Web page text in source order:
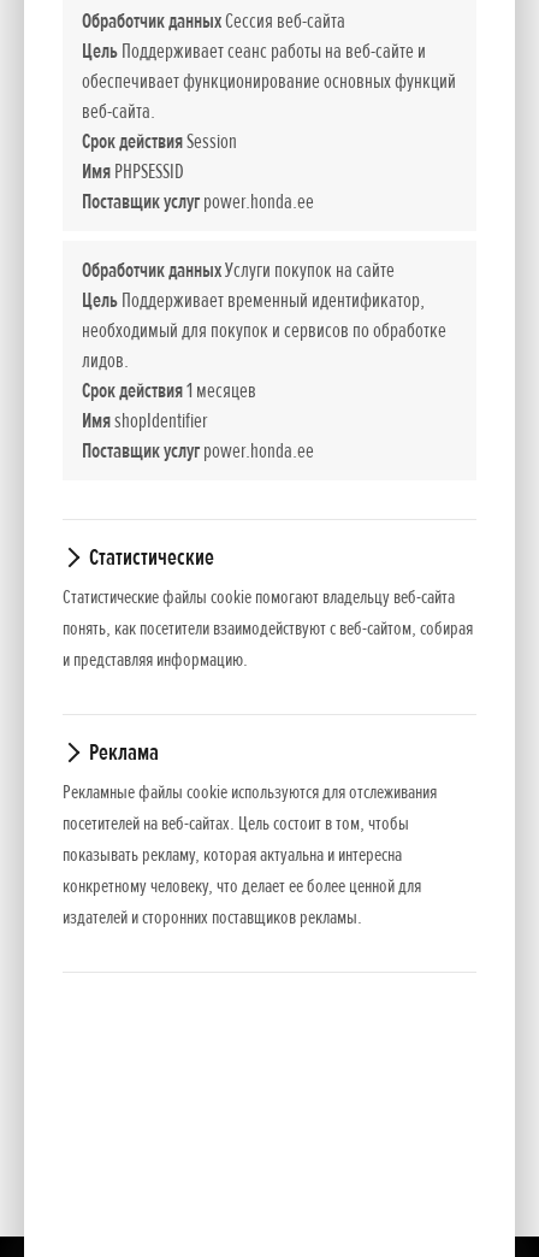
Обработчик данныхСессия веб-сайта
ЦельПоддерживает сеанс работы на веб-сайте и
обеспечивает функционирование основных функций
веб-сайта.
Срок действияSession
ИмяPHPSESSID
Поставщик услугpower.honda.ee
Обработчик данныхУслуги покупок на сайте
ЦельПоддерживает временный идентификатор,
необходимый для покупок и сервисов по обработке
лидов.
Срок действия1 месяцев
ИмяshopIdentifier
Поставщик услугpower.honda.ee
Статистические
Статистические файлы cookie помогают владельцу веб-сайта
понять, как посетители взаимодействуют с веб-сайтом, собирая
и представляя информацию.
Реклама
Рекламные файлы cookie используются для отслеживания
посетителей на веб-сайтах. Цель состоит в том, чтобы
показывать рекламу, которая актуальна и интересна
конкретному человеку, что делает ее более ценной для
издателей и сторонних поставщиков рекламы.
небольших территориях
С микро-сельхозтехникой Honda вам больше не придется
тратить время впустую в саду и корпеть над разными
трудоемкими делами. Наша революционная техника с
компактными 4-тактными моторами является очень
легкой и мультифункциональной и специально
клумбами и грядками. Помимо этого ими очень легко
управлять благодаря входящей в стандартное оснащение
складной ручке, переносной ручке и транспортным
колесам.
Складная ручка
Ручку можно сложить, кнопки останутся внутри, что
Колесо для транспортировки
Специальное колесо облегчает маневрирование и
перемещение между полем и местом хранения, даже на
уклонах.
Центральная ручка для переноски
Низкий центр тяжести для упрощенной работы
Комплект с четырьмя лезвиями